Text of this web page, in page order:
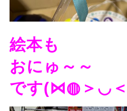
絵本も
おにゅ～～
です(⋈◍＞◡